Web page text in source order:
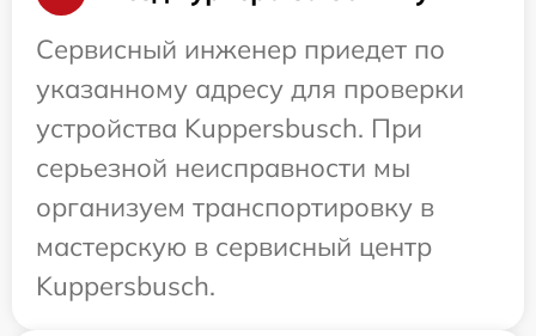
Сервисный инженер приедет по
указанному адресу для проверки
устройства Kuppersbusch. При
серьезной неисправности мы
организуем транспортировку в
мастерскую в сервисный центр
Kuppersbusch.